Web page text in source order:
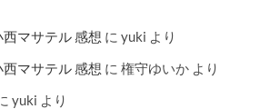
マサテル 感想 にyuki より
マサテル 感想 に権守ゆいか より
yuki より